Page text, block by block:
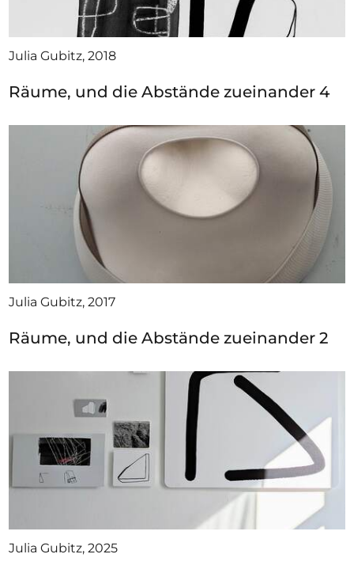
Julia Gubitz, 2018
Räume, und die Abstände zueinander 4
Julia Gubitz, 2017
Räume, und die Abstände zueinander 2
Julia Gubitz, 2025